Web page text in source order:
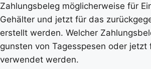
Zahlungsbeleg möglicherweise für
Gehälter und jetzt für das
erstellt werden. Welcher
gunsten von Tagesspesen oder jetzt
verwendet werden.